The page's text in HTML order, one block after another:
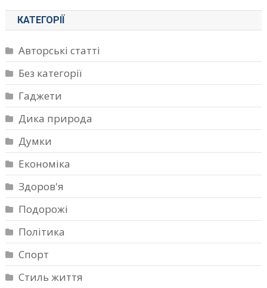
КАТЕГОРІЇ
Авторські статті
Без категорії
Гаджети
Дика природа
Думки
Економіка
Здоров'я
Подорожі
Політика
Спорт
Стиль життя